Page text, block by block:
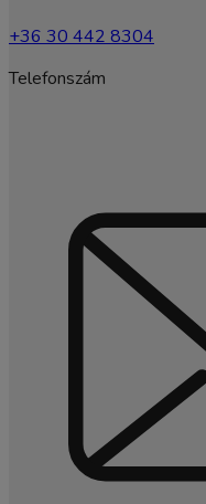
+36 30 442 8304
Telefonszám